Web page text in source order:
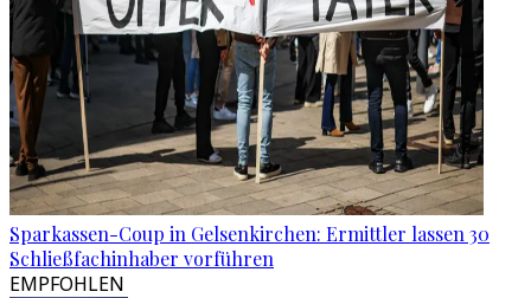
Sparkassen-Coup in Gelsenkirchen: Ermittler lassen 30
Schließfachinhaber vorführen
EMPFOHLEN